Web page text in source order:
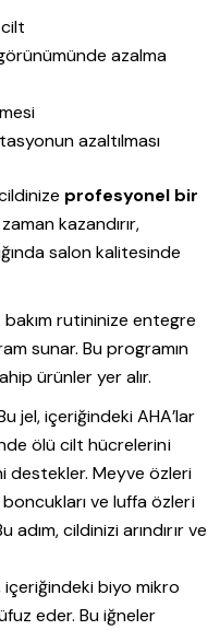
görünümünde azalma
azaltılması
profesyonel bir
kazandırır,
salon kalitesinde
rutininize entegre
sunar. Bu programın
ürünler yer alır.
jel, içeriğindeki AHA’lar
ölü cilt hücrelerini
destekler. Meyve özleri
ve luffa özleri
cildinizi arındırır ve
içeriğindeki biyo mikro
eder. Bu iğneler